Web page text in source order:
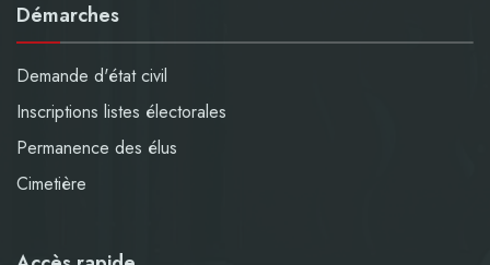
Démarches
Demande d'état civil
Inscriptions listes électorales
Permanence des élus
Cimetière